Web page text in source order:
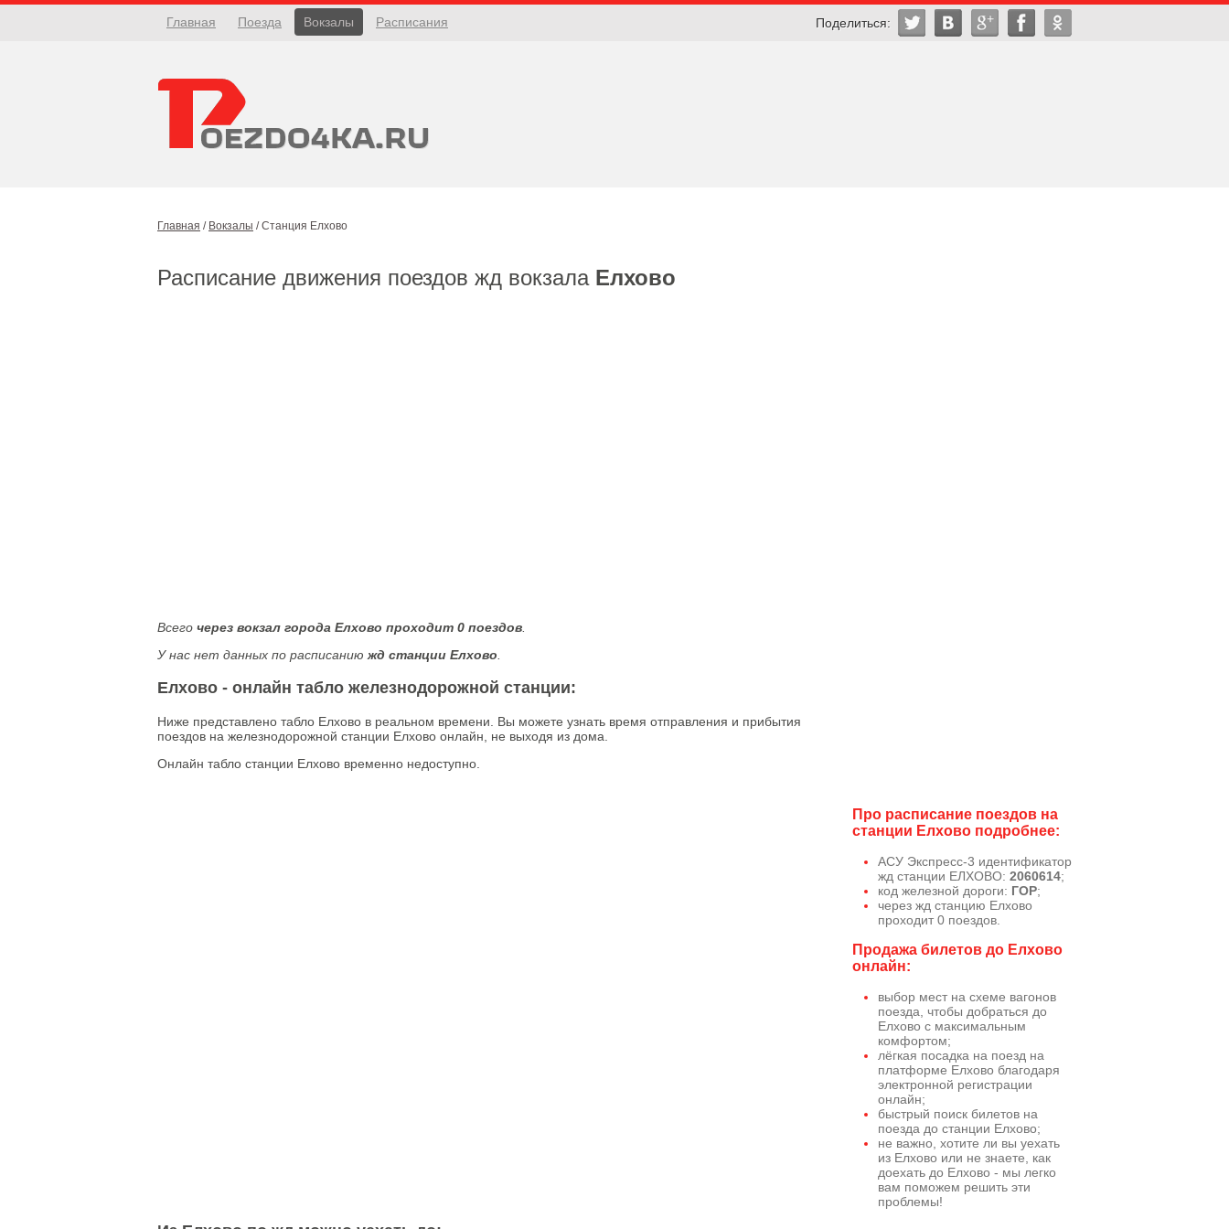
Главная Поезда Вокзалы Расписания Поделиться:
Главная / Вокзалы /Станция Елхово
Расписание движения поездов жд вокзала Елхово
Всего через вокзал города Елхово проходит 0 поездов
У нас нет данных по расписанию жд станции Елхово
Елхово - онлайн табло железнодорожной станции:
Ниже представлено табло Елхово в реальном времени. Вы можете узнать время отправления и прибытия
поездов на железнодорожной станции Елхово онлайн, не выходя из дома.
Онлайн табло станции Елхово временно недоступно.
Про расписание поездов на
станции Елхово подробнее:
АСУ Экспресс-3 идентификатор
жд станции ЕЛХОВО: 2060614;
код железной дороги: ГОР;
через жд станцию Елхово
проходит 0 поездов.
Продажа билетов до Елхово
онлайн:
выбор мест на схеме вагонов
поезда, чтобы добраться до
Елхово с максимальным
комфортом;
лёгкая посадка на поезд на
платформе Елхово благодаря
электронной регистрации
онлайн;
быстрый поиск билетов на
поезда до станции Елхово;
не важно, хотите ли вы уехать
из Елхово или не знаете, как
доехать до Елхово - мы легко
вам поможем решить эти
проблемы!